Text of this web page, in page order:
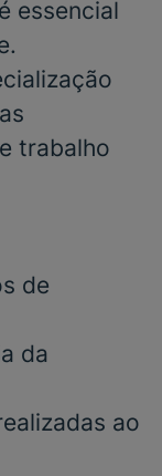
essencial
trabalho
de
da
ao